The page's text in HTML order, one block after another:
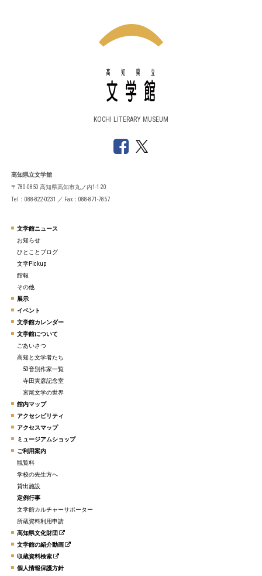
KOCHI LITERARY MUSEUM
高知県立文学館
〒780-0850 高知県高知市丸ノ内1-1-20
Tel：088-822-0231 ／ Fax：088-871-7857
文学館ニュース
お知らせ
ひとことブログ
文学Pickup
館報
その他
展示
イベント
文学館カレンダー
文学館について
ごあいさつ
高知と文学者たち
50音別作家一覧
寺田寅彦記念室
宮尾文学の世界
館内マップ
アクセシビリティ
アクセスマップ
ミュージアムショップ
ご利用案内
観覧料
学校の先生方へ
貸出施設
定例行事
文学館カルチャーサポーター
所蔵資料利用申請
高知県文化財団
文学館の紹介動画
収蔵資料検索
個人情報保護方針